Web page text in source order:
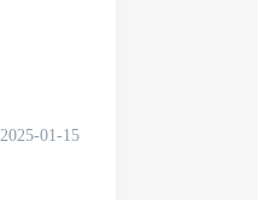
2025-01-15